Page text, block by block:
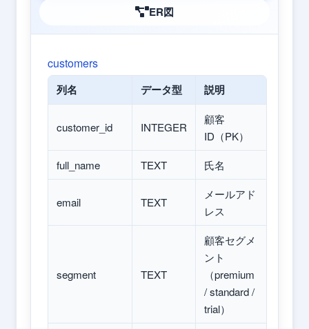
ER図
customers
列名 データ型 説明
customer_id INTEGER
顧客
ID（PK）
full_name
TEXT 氏名
email TEXT
メールアド
レス
segment TEXT
顧客セグメ
ント
（premium
/ standard /
trial）